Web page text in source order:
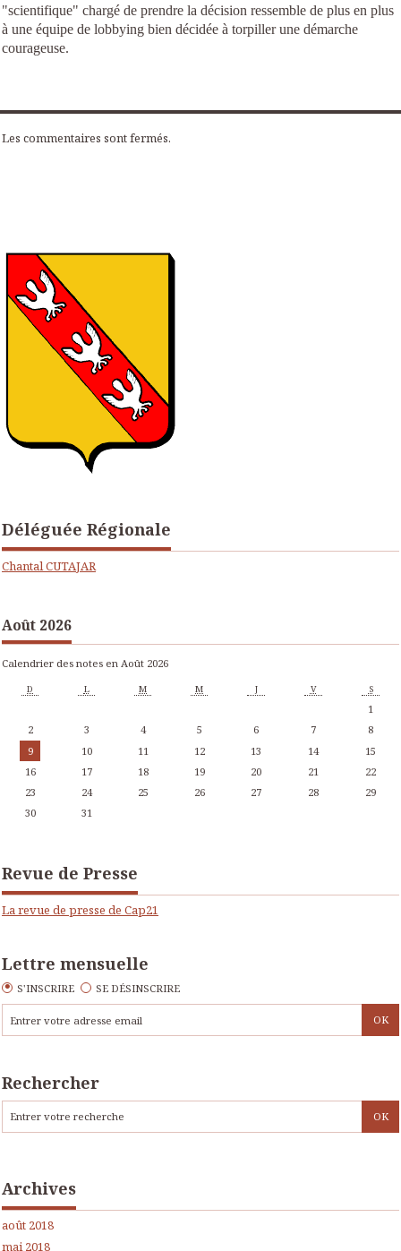
Déléguée Régionale
Chantal CUTAJAR
Août 2026
Calendrier des notes en Août 2026
D L M M J V S
1
2
3 4 5 6 7
8
9
10 11 12 13 14
15
16
17 18 19 20 21
22
23
24 25 26 27 28
29
30
31
Revue de Presse
La revue de presse de Cap21
Lettre mensuelle
S'INSCRIRE SE DÉSINSCRIRE
Rechercher
Archives
août 2018
mai 2018
"scientifique" chargé de prendre la décision ressemble de plus en plus
à une équipe de lobbying bien décidée à torpiller une démarche
courageuse.
Les commentaires sont fermés.